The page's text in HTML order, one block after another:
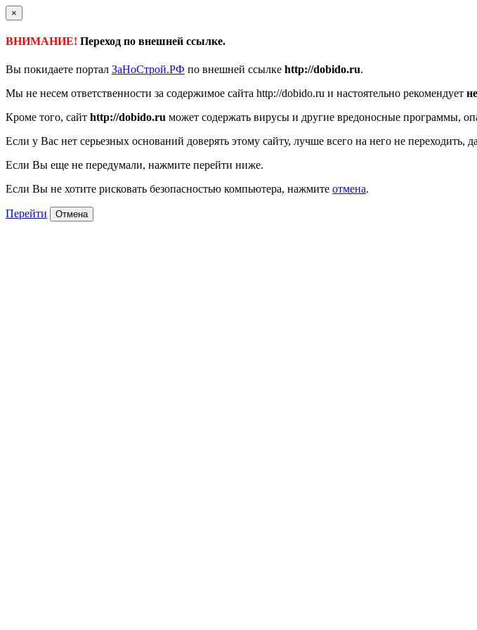
×
ВНИМАНИЕ! Переход по внешней ссылке.
Вы покидаете портал ЗаНоСтрой.РФ по внешней ссылке http://dobido.ru.
Мы не несем ответственности за содержимое сайта http://dobido.ru и настоятельно рекомендует
Кроме того, сайт http://dobido.ru может содержать вирусы и другие вредоносные программы,
Если у Вас нет серьезных оснований доверять этому сайту, лучше всего на него не
Если Вы еще не передумали, нажмите перейти ниже.
Если Вы не хотите рисковать безопасностью компьютера, нажмите отмена.
Перейти Отмена